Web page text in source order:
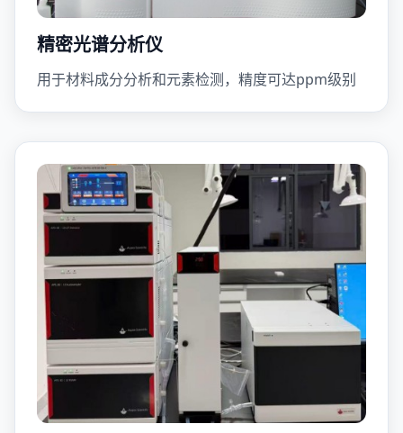
精密光谱分析仪
用于材料成分分析和元素检测，精度可达ppm级别